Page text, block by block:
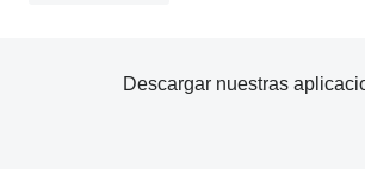
Descargar nuestras